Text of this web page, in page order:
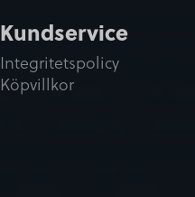
Kundservice
Integritetspolicy
Köpvillkor